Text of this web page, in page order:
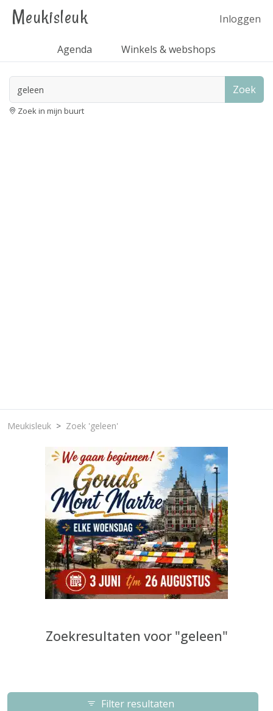
Meukisleuk Inloggen
Agenda Winkels & webshops
Zoek
Zoek in mijn buurt
Meukisleuk Zoek 'geleen'
Zoekresultaten voor "geleen"
Filter resultaten